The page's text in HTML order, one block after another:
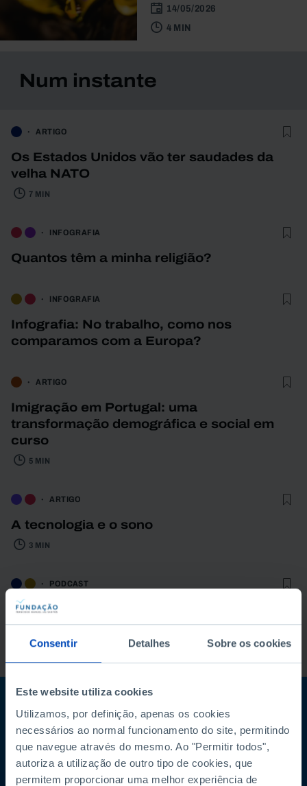
Consentir Detalhes Sobre os cookies
Este website utiliza cookies
Utilizamos, por definição, apenas os cookies
necessários ao normal funcionamento do site, permitindo
que navegue através do mesmo. Ao "Permitir todos",
autoriza a utilização de outro tipo de cookies, que
permitem proporcionar uma melhor experiência de
14/05/2026
4 MIN
Num instante
ARTIGO
Os Estados Unidos vão ter saudades da
velha NATO
7 MIN
INFOGRAFIA
Quantos têm a minha religião?
INFOGRAFIA
Infografia: No trabalho, como nos
comparamos com a Europa?
ARTIGO
Imigração em Portugal: uma
transformação demográfica e social em
curso
5 MIN
ARTIGO
A tecnologia e o sono
3 MIN
PODCAST
O que fazer para ganhar mais
competitividade em Portugal e na Europa?
61 MIN
Subscreva a newsletter da Fundação
Mantenha-se a par